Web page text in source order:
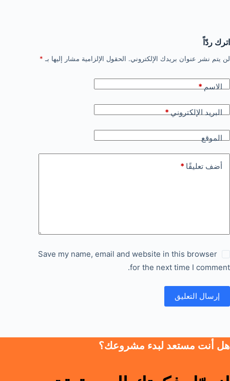
اترك ردّاً
لن يتم نشر عنوان بريدك الإلكتروني. الحقول الإلزامية مشار إليها بـ *
الاسم *
البريد الإلكتروني *
الموقع
أضف تعليقًا *
Save my name, email and website in this browser
for the next time I comment.
إرسال التعليق
هل أنت مستعد لبدء مشروعك؟